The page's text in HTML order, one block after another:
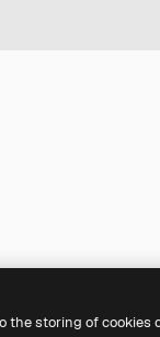
the storing of cookies